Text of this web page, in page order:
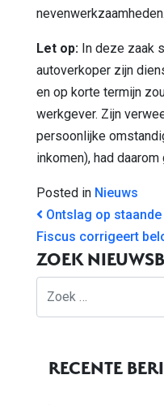
nevenwerkzaamheden.
Let op: In deze zaak
autoverkoper zijn
en op korte termijn
werkgever. Zijn
persoonlijke
inkomen), had
Posted in Nieuws
BERICHT
Ontslag op
Fiscus corrigeert
ZOEK
RECENTE